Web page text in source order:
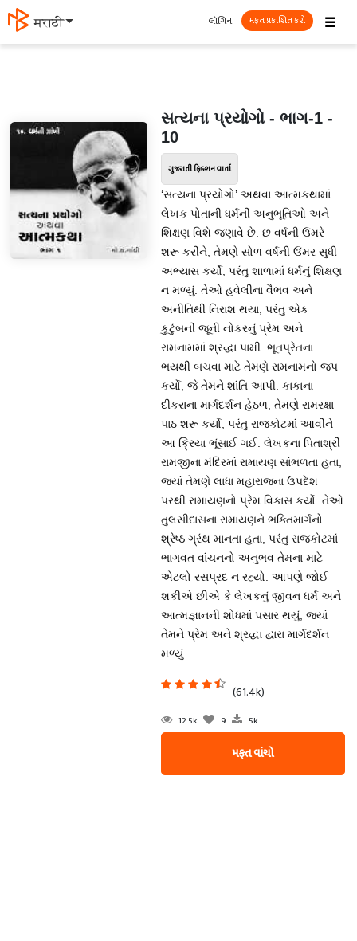
मराठी ☰
લૉગિન મફત પ્રકાશિત કરો
સત્યના પ્રયોગો - ભાગ-1 -
10
ગુજરાતી ફિક્શન વાર્તા
‘સત્યના પ્રયોગો’ અથવા આત્મકથામાં
લેખક પોતાની ધર્મની અનુભૂતિઓ અને
શિક્ષણ વિશે જણાવે છે. છ વર્ષની ઉંમરે
શરૂ કરીને, તેમણે સોળ વર્ષની ઉંમર સુધી
અભ્યાસ કર્યો, પરંતુ શાળામાં ધર્મનું શિક્ષણ
ન મળ્યું. તેઓ હવેલીના વૈભવ અને
અનીતિથી નિરાશ થયા, પરંતુ એક
કુટુંબની જૂની નોકરનું પ્રેમ અને
રામનામમાં શ્રદ્ધા પામી. ભૂતપ્રેતના
ભયથી બચવા માટે તેમણે રામનામનો જપ
કર્યો, જે તેમને શાંતિ આપી. કાકાના
દીકરાના માર્ગદર્શન હેઠળ, તેમણે રામરક્ષા
પાઠ શરૂ કર્યો, પરંતુ રાજકોટમાં આવીને
આ ક્રિયા ભૂંસાઈ ગઈ. લેખકના પિતાશ્રી
રામજીના મંદિરમાં રામાયણ સાંભળતા હતા,
જ્યાં તેમણે લાધા મહારાજના ઉપદેશ
પરથી રામાયણનો પ્રેમ વિકાસ કર્યો. તેઓ
તુલસીદાસના રામાયણને ભક્તિમાર્ગનો
શ્રેષ્ઠ ગ્રંથ માનતા હતા, પરંતુ રાજકોટમાં
ભાગવત વાંચનનો અનુભવ તેમના માટે
એટલો રસપ્રદ ન રહ્યો. આપણે જોઈ
શકીએ છીએ કે લેખકનું જીવન ધર્મ અને
આત્મજ્ઞાનની શોધમાં પસાર થયું, જ્યાં
તેમને પ્રેમ અને શ્રદ્ધા દ્વારા માર્ગદર્શન
મળ્યું.
(61.4k)
12.5k 9 5k
મફત વાંચો